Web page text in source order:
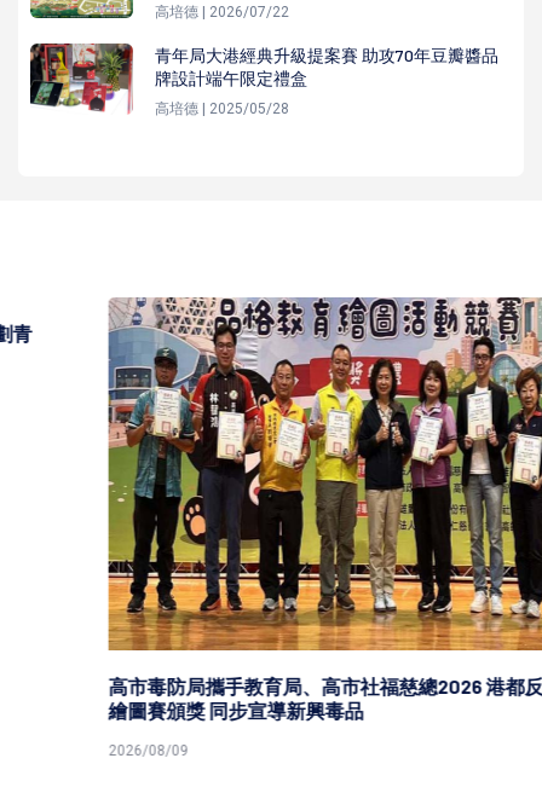
高培德 | 2026/07/22
青年局大港經典升級提案賽 助攻70年豆瓣醬品
牌設計端午限定禮盒
高培德 | 2025/05/28
高市毒防局攜手教育局、高市社福慈總2026 港都反毒盃
繪圖賽頒獎 同步宣導新興毒品